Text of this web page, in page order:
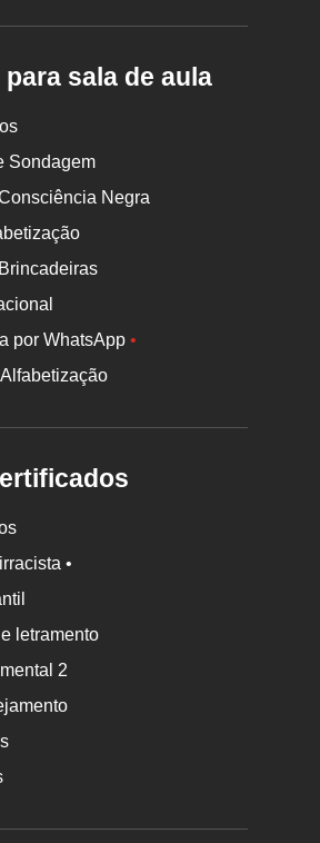
sala de aula
Sondagem
Negra
por WhatsApp•
•
letramento
2